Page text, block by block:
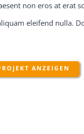
non eros at erat
eleifend nulla.
ANZEIGEN